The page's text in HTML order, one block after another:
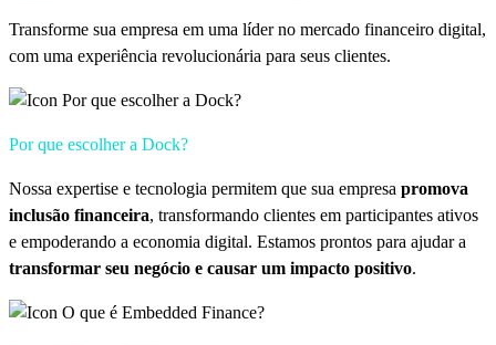
Transforme sua empresa em uma líder no mercado financeiro digital,
com uma experiência revolucionária para seus clientes.
Por que escolher a Dock?
Nossa expertise e tecnologia permitem que sua empresa promova
inclusão financeira, transformando clientes em participantes ativos
e empoderando a economia digital. Estamos prontos para ajudar a
transformar seu negócio e causar um impacto positivo.